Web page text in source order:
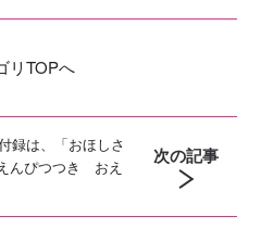
リTOPへ
録は、「おほしさ
んぴつつき おえ
次の記事